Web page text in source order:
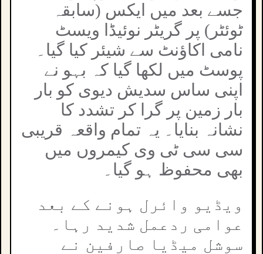
جسے بعد میں ایکس (سابقہ
ٹوئٹر) پر گریٹر نوئیڈا ویسٹ
نامی اکاؤنٹ سے شیئر کیا گیا۔
پوسٹ میں لکھا گیا کہ بہو نے
اپنی ساس سدیش دیوی کو بار
بار زمین پر گرا کر تشدد کا
نشانہ بنایا۔ یہ تمام واقعہ قریبی
سی سی ٹی وی کیمروں میں
بھی محفوظ ہو گیا۔
ویڈیو وائرل ہونے کے بعد
عوامی ردعمل شدید رہا۔
سوشل میڈیا صارفین نے